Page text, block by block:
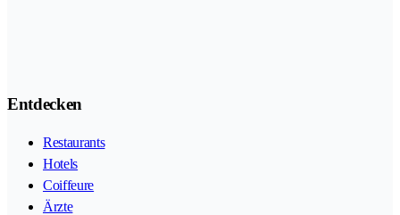
Entdecken
Restaurants
Hotels
Coiffeure
Ärzte